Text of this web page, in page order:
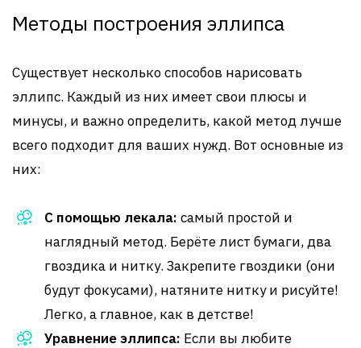
Методы построения эллипса
Существует несколько способов нарисовать
эллипс. Каждый из них имеет свои плюсы и
минусы, и важно определить, какой метод лучше
всего подходит для ваших нужд. Вот основные из
них:
С помощью лекала: самый простой и
наглядный метод. Берёте лист бумаги, два
гвоздика и нитку. Закрепите гвоздики (они
будут фокусами), натяните нитку и рисуйте!
Легко, а главное, как в детстве!
Уравнение эллипса: Если вы любите